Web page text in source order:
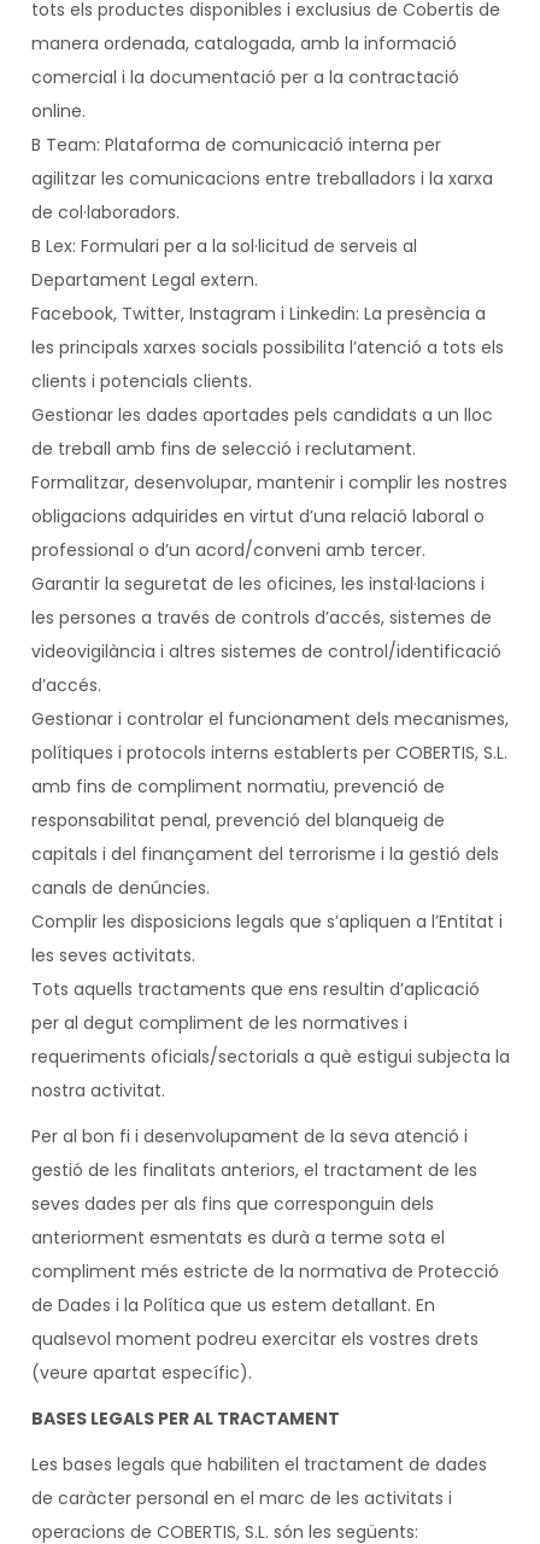
tots els productes disponibles i exclusius de Cobertis de
manera ordenada, catalogada, amb la informació
comercial i la documentació per a la contractació
online.
B Team: Plataforma de comunicació interna per
agilitzar les comunicacions entre treballadors i la xarxa
de col·laboradors.
B Lex: Formulari per a la sol·licitud de serveis al
Departament Legal extern.
Facebook, Twitter, Instagram i Linkedin: La presència a
les principals xarxes socials possibilita l’atenció a tots els
clients i potencials clients.
Gestionar les dades aportades pels candidats a un lloc
de treball amb fins de selecció i reclutament.
Formalitzar, desenvolupar, mantenir i complir les nostres
obligacions adquirides en virtut d’una relació laboral o
professional o d’un acord/conveni amb tercer.
Garantir la seguretat de les oficines, les instal·lacions i
les persones a través de controls d’accés, sistemes de
videovigilància i altres sistemes de control/identificació
d’accés.
Gestionar i controlar el funcionament dels mecanismes,
polítiques i protocols interns establerts per COBERTIS, S.L.
amb fins de compliment normatiu, prevenció de
responsabilitat penal, prevenció del blanqueig de
capitals i del finançament del terrorisme i la gestió dels
canals de denúncies.
Complir les disposicions legals que s’apliquen a l’Entitat i
les seves activitats.
Tots aquells tractaments que ens resultin d’aplicació
per al degut compliment de les normatives i
requeriments oficials/sectorials a què estigui subjecta la
nostra activitat.
Per al bon fi i desenvolupament de la seva atenció i
gestió de les finalitats anteriors, el tractament de les
seves dades per als fins que corresponguin dels
anteriorment esmentats es durà a terme sota el
compliment més estricte de la normativa de Protecció
de Dades i la Política que us estem detallant. En
qualsevol moment podreu exercitar els vostres drets
(veure apartat específic).
BASES LEGALS PER AL TRACTAMENT
Les bases legals que habiliten el tractament de dades
de caràcter personal en el marc de les activitats i
operacions de COBERTIS, S.L. són les següents: